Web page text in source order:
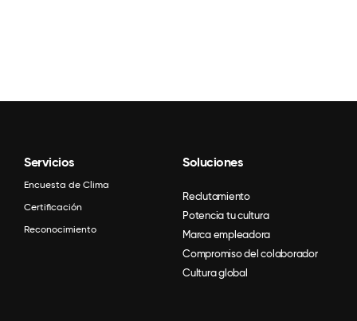
Servicios
Encuesta de Clima
Certificación
Reconocimiento
Soluciones
Reclutamiento
Potencia tu cultura
Marca empleadora
Compromiso del colaborador
Cultura global